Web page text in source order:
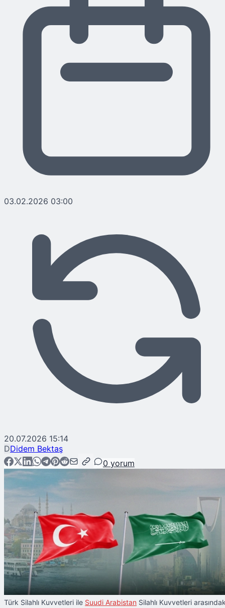
03.02.2026 03:00
20.07.2026 15:14
DDidem Bektaş
0 yorum
Türk Silahlı Kuvvetleri ile Suudi Arabistan Silahlı Kuvvetleri